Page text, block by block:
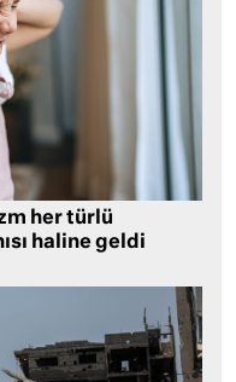
her türlü
haline geldi